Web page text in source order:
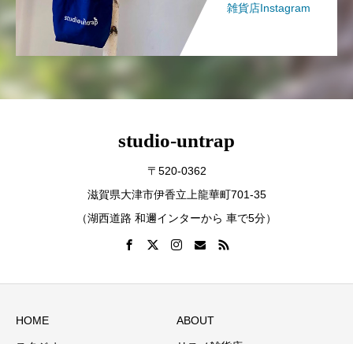
雑貨店Instagram
studio-untrap
〒520-0362
滋賀県大津市伊香立上龍華町701-35
（湖西道路 和邇インターから 車で5分）
HOME ABOUT